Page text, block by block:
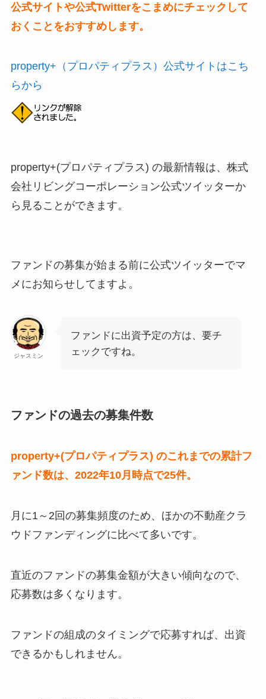
公式サイトや公式Twitterをこまめにチェックして
おくことをおすすめします。
property+（プロパティプラス）公式サイトはこち
らから
property+(プロパティプラス) の最新情報は、株式
会社リビングコーポレーション公式ツイッターか
ら見ることができます。
ファンドの募集が始まる前に公式ツイッターでマ
メにお知らせしてますよ。
ジャスミン
ファンドに出資予定の方は、要チ
ェックですね。
ファンドの過去の募集件数
property+(プロパティプラス) のこれまでの累計フ
ァンド数は、2022年10月時点で25件。
月に1～2回の募集頻度のため、ほかの不動産クラ
ウドファンディングに比べて多いです。
直近のファンドの募集金額が大きい傾向なので、
応募数は多くなります。
ファンドの組成のタイミングで応募すれば、出資
できるかもしれません。